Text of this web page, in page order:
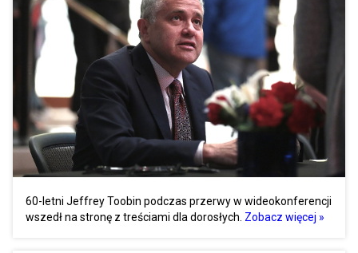
60-letni Jeffrey Toobin podczas przerwy w wideokonferencji
wszedł na stronę z treściami dla dorosłych. Zobacz więcej »